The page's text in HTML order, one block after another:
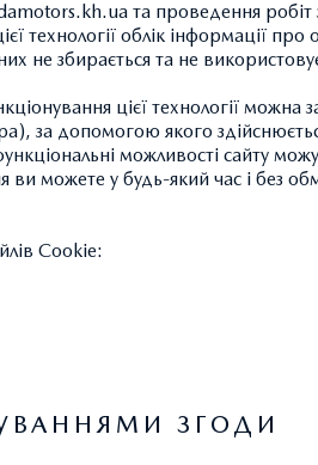
ПОВІТРЯНИЙ
213.02 ГРН.*
та проведення
технології облік інформації про
не збирається та не
цієї технології можна
за допомогою якого
можливості сайту
можете у будь-який час і без
Cookie:
ЗГОДИ